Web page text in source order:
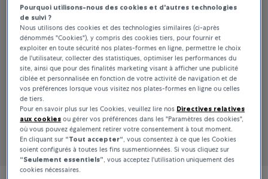
Pourquoi utilisons-nous des cookies et d'autres technologies
de suivi ?
Nous utilisons des cookies et des technologies similaires (ci-après
dénommés "Cookies"), y compris des cookies tiers, pour fournir et
exploiter en toute sécurité nos plates-formes en ligne, permettre le choix
de l'utilisateur, collecter des statistiques, optimiser les performances du
site, ainsi que pour des finalités marketing visant à afficher une publicité
ciblée et personnalisée en fonction de votre activité de navigation et de
vos préférences lorsque vous visitez nos plates-formes en ligne ou celles
de tiers.
Pour en savoir plus sur les Cookies, veuillez lire nos Directives relatives
aux cookies ou gérer vos préférences dans les "Paramètres des cookies",
où vous pouvez également retirer votre consentement à tout moment.
En cliquant sur “Tout accepter“ , vous consentez à ce que les Cookies
soient configurés à toutes les fins susmentionnées. Si vous cliquez sur
“Seulement essentiels” , vous acceptez l'utilisation uniquement des
cookies nécessaires.